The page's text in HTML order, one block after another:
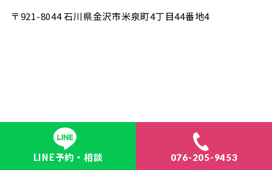
〒921-8044 石川県金沢市米泉町4丁目44番地4
LINE予約・相談 076-205-9453